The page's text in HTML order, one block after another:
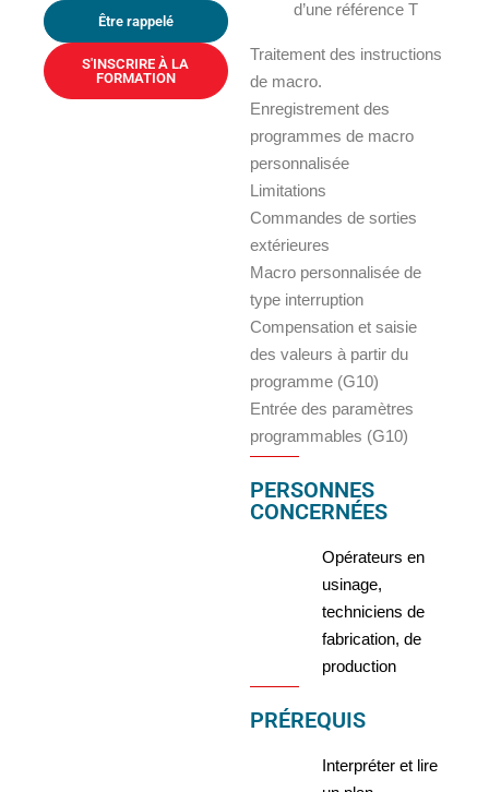
Être rappelé
S'INSCRIRE À LA
FORMATION
d’une référence T
Traitement des instructions
de macro.
Enregistrement des
programmes de macro
personnalisée
Limitations
Commandes de sorties
extérieures
Macro personnalisée de
type interruption
Compensation et saisie
des valeurs à partir du
programme (G10)
Entrée des paramètres
programmables (G10)
PERSONNES
CONCERNÉES
Opérateurs en
usinage,
techniciens de
fabrication, de
production
PRÉREQUIS
Interpréter et lire